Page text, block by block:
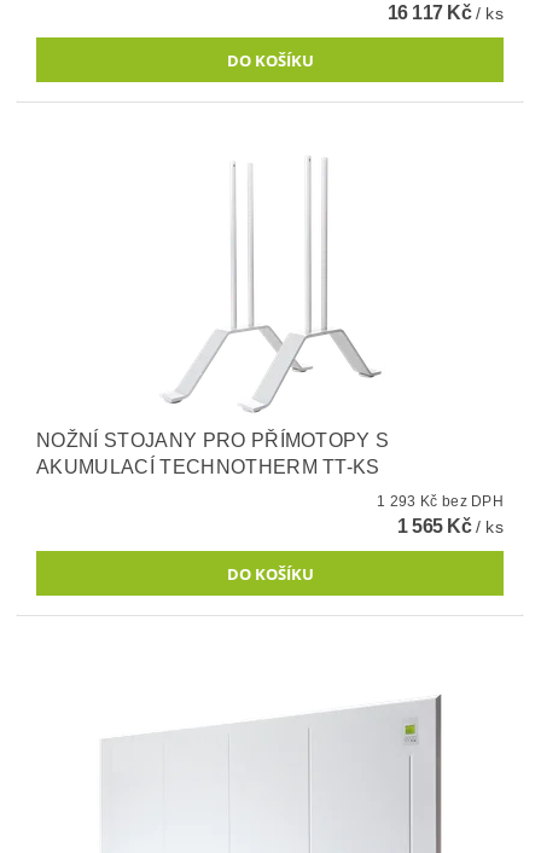
16 117 Kč/ ks
NOŽNÍ STOJANY PRO PŘÍMOTOPY S
AKUMULACÍ TECHNOTHERM TT-KS
1 293 Kč bez DPH
1 565 Kč/ ks